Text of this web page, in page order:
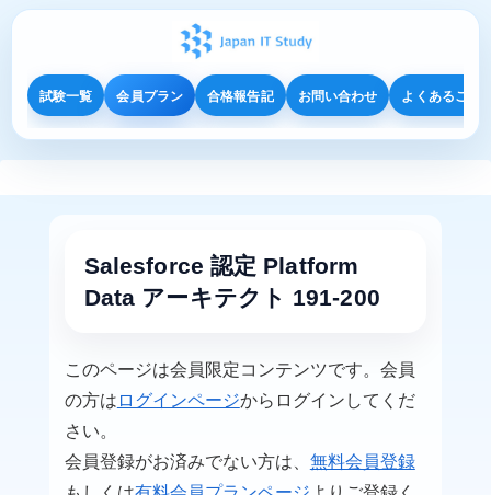
試験一覧 会員プラン 合格報告記 お問い合わせ よくあるご質
Salesforce 認定 Platform
Data アーキテクト 191-200
このページは会員限定コンテンツです。会員
の方は ログインページからログインしてくだ
さい。
会員登録がお済みでない方は、 無料会員登録